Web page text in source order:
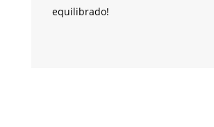
equilibrado!